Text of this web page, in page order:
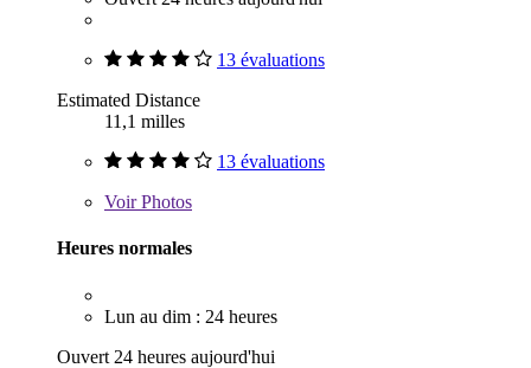
13 évaluations
Estimated Distance
11,1 milles
13 évaluations
VoirPhotos
Heures normales
Lun au dim : 24 heures
Ouvert 24 heures aujourd'hui